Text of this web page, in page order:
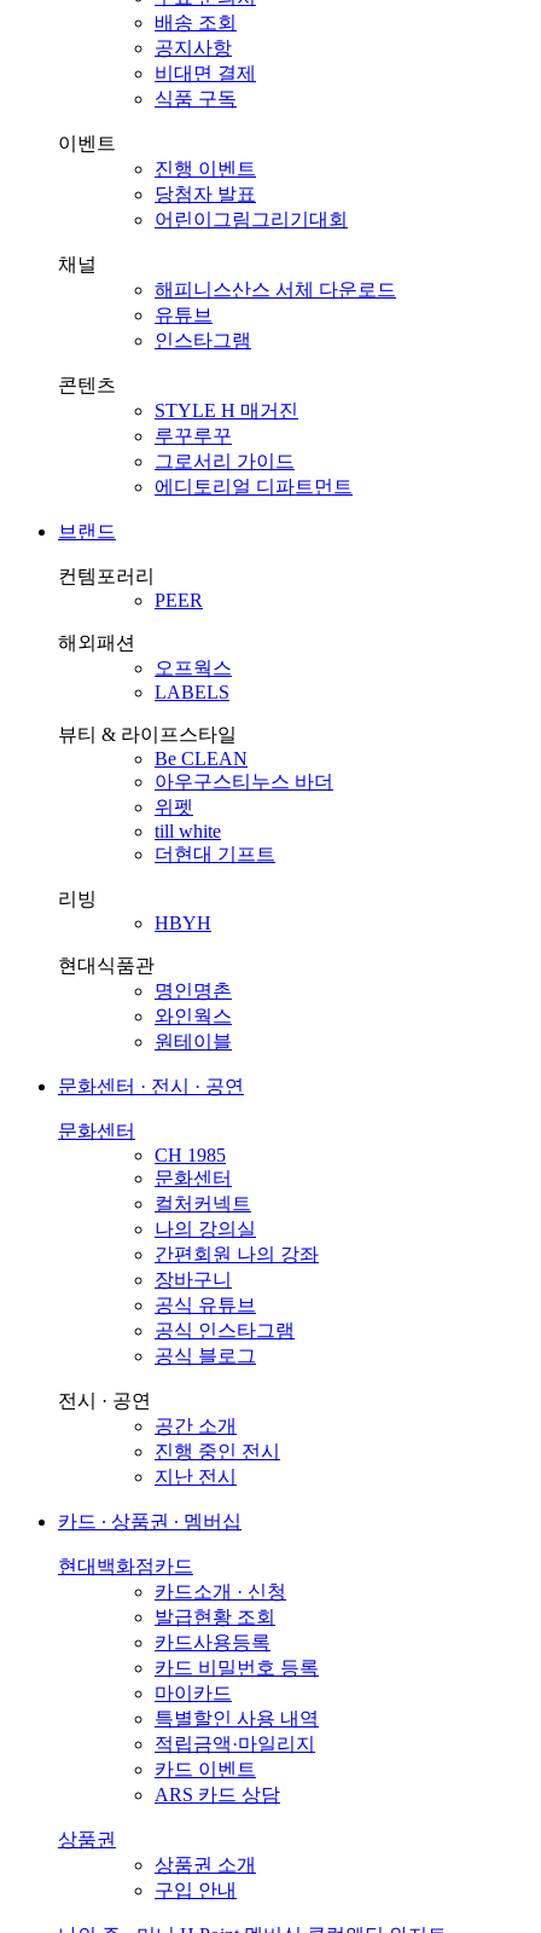
배송 조회
공지사항
비대면 결제
식품 구독
이벤트
진행 이벤트
당첨자 발표
어린이그림그리기대회
채널
해피니스산스 서체 다운로드
유튜브
인스타그램
콘텐츠
STYLE H 매거진
루꾸루꾸
그로서리 가이드
에디토리얼 디파트먼트
브랜드
컨템포러리
PEER
해외패션
오프웍스
LABELS
뷰티 & 라이프스타일
Be CLEAN
아우구스티누스 바더
위펫
till white
더현대 기프트
리빙
HBYH
현대식품관
명인명촌
와인웍스
원테이블
문화센터 · 전시 · 공연
문화센터
CH 1985
문화센터
컬처커넥트
나의 강의실
간편회원 나의 강좌
장바구니
공식 유튜브
공식 인스타그램
공식 블로그
전시 · 공연
공간 소개
진행 중인 전시
지난 전시
카드 ∙ 상품권 ∙ 멤버십
현대백화점카드
카드소개 · 신청
발급현황 조회
카드사용등록
카드 비밀번호 등록
마이카드
특별할인 사용 내역
적립금액·마일리지
카드 이벤트
ARS 카드 상담
상품권
상품권 소개
구입 안내